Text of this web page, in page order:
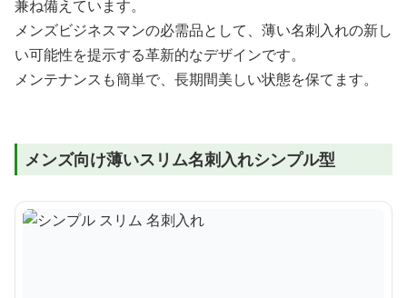
兼ね備えています。
メンズビジネスマンの必需品として、薄い名刺入れの新し
い可能性を提示する革新的なデザインです。
メンテナンスも簡単で、長期間美しい状態を保てます。
メンズ向け薄いスリム名刺入れシンプル型